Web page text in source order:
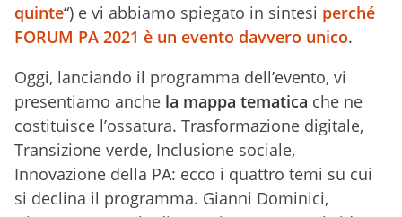
quinte“) e vi abbiamo spiegato in sintesi perché
FORUM PA 2021 è un evento davvero unico.
Oggi, lanciando il programma dell’evento, vi
presentiamo anche la mappa tematica che ne
costituisce l’ossatura. Trasformazione digitale,
Transizione verde, Inclusione sociale,
Innovazione della PA: ecco i quattro temi su cui
si declina il programma. Gianni Dominici,